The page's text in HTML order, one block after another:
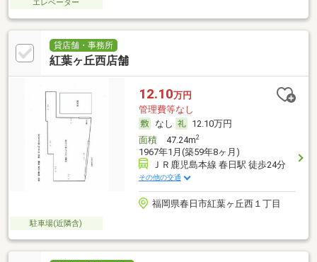
エレベーター
貸店舗・事務所
紅葉ヶ丘西店舗
12.10万円
管理費等なし
なし
12.10万円
面積47.24m2
1967年1月(築59年8ヶ月)
ＪＲ鹿児島本線 春日駅 徒歩24分
その他の交通
福岡県春日市紅葉ヶ丘西１丁目
駐車場(近隣含)